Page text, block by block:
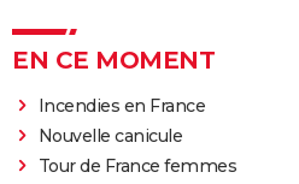
EN CE MOMENT
Incendies en France
Nouvelle canicule
Tour de France femmes